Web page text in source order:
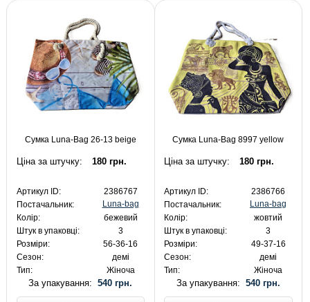
Сумка Luna-Bag 26-13 beige
Ціна за штучку: 180 грн.
Артикул ID:
2386767
Постачальник:
Luna-bag
Колір:
бежевий
Штук в упаковці:
3
Розміри:
56-36-16
Сезон:
демі
Тип:
Жіноча
За упакування:540 грн.
Сумка Luna-Bag 8997 yellow
Ціна за штучку: 180 грн.
Артикул ID:
2386766
Постачальник:
Luna-bag
Колір:
жовтий
Штук в упаковці:
3
Розміри:
49-37-16
Сезон:
демі
Тип:
Жіноча
За упакування: 540 грн.